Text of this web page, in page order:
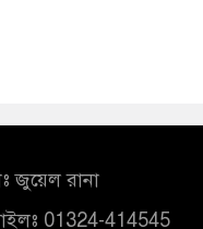
জুয়েল রানা
01324-414545